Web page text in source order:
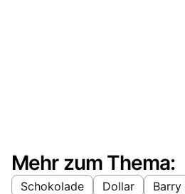
Mehr zum Thema:
Schokolade Dollar Barry